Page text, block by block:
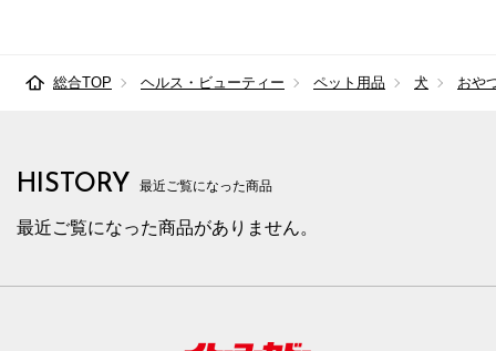
総合TOP ヘルス・ビューティー ペット用品 犬 おや
HISTORY 最近ご覧になった商品
最近ご覧になった商品がありません。